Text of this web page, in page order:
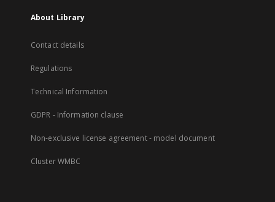
About Library
Contact details
Regulations
Technical Information
GDPR - Information clause
Non-exclusive license agreement - model document
Cluster WMBC